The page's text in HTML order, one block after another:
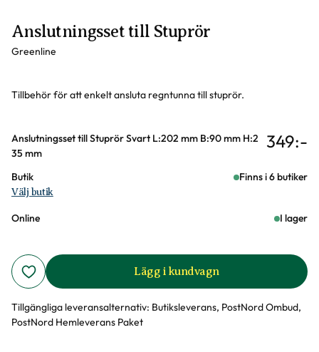
Anslutningsset till Stuprör
Greenline
Tillbehör för att enkelt ansluta regntunna till stuprör.
Varianter
Anslutningsset till Stuprör Svart L:202 mm B:90 mm H:2
35 mm
349:-
Butik Finns i 6 butiker
Välj butik
Online I lager
Lägg i kundvagn
Tillgängliga leveransalternativ: Butiksleverans, PostNord Ombud,
PostNord Hemleverans Paket